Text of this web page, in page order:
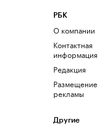
РБК
О компании
Контактная
информация
Редакция
Размещение
рекламы
Другие